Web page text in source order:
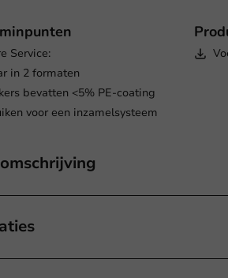
Service:
in 2 formaten
bevatten <5% PE-coating
voor een inzamelsysteem